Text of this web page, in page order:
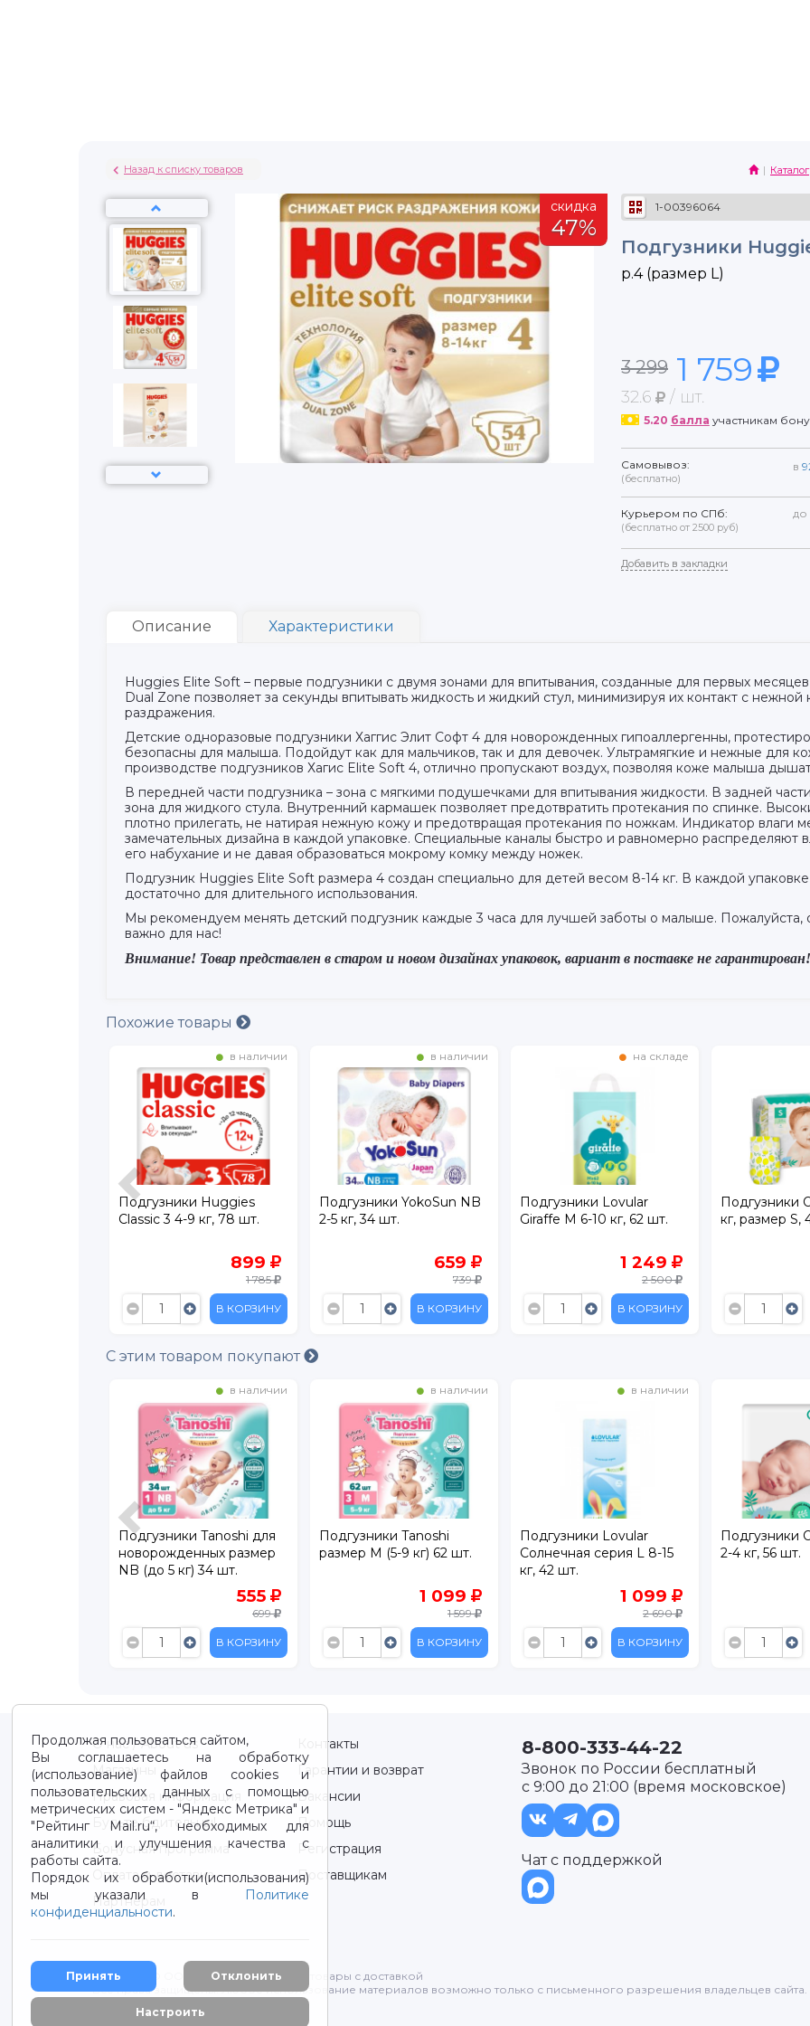
Назад к списку товаров Каталог
скидка
47%
1-00396064
Подгузники
р.4 (размер L)
3 299 1 759
32.6 / шт.
5.20 балла участникам
Самовывоз:
(бесплатно)
в
Курьером по СПб:
(бесплатно от 2500 руб)
до
Добавить в закладки
Описание Характеристики
Huggies Elite Soft – первые подгузники с двумя зонами для впитывания, созданные для первых
Dual Zone позволяет за секунды впитывать жидкость и жидкий стул, минимизируя их контакт с
раздражения.
Детские одноразовые подгузники Хаггис Элит Софт 4 для новорожденных гипоаллергенны,
безопасны для малыша. Подойдут как для мальчиков, так и для девочек. Ультрамягкие и нежные для
производстве подгузников Хагис Elite Soft 4, отлично пропускают воздух, позволяя коже малыша
В передней части подгузника – зона с мягкими подушечками для впитывания жидкости. В задней
зона для жидкого стула. Внутренний кармашек позволяет предотвратить протекания по спинке.
плотно прилегать, не натирая нежную кожу и предотвращая протекания по ножкам. Индикатор влаги
замечательных дизайна в каждой упаковке. Специальные каналы быстро и равномерно распределяют
его набухание и не давая образоваться мокрому комку между ножек.
Подгузник Huggies Elite Soft размера 4 создан специально для детей весом 8-14 кг. В каждой
достаточно для длительного использования.
Мы рекомендуем менять детский подгузник каждые 3 часа для лучшей заботы о малыше. Пожалуйста,
важно для нас!
Внимание! Товар представлен в старом и новом дизайнах упаковок, вариант в поставке не гарантирован!
Похожие товары
в наличии
Подгузники Huggies
Classic 3 4-9 кг, 78 шт.
899
1 785
В КОРЗИНУ
в наличии
Подгузники YokoSun NB
2-5 кг, 34 шт.
659
739
В КОРЗИНУ
на складе
Подгузники Lovular
Giraffe M 6-10 кг, 62 шт.
1 249
2 500
В КОРЗИНУ
Подгузники
кг, размер S,
С этим товаром покупают
в наличии
Подгузники Tanoshi для
новорожденных размер
NB (до 5 кг) 34 шт.
555
699
В КОРЗИНУ
в наличии
Подгузники Tanoshi
размер M (5-9 кг) 62 шт.
1 099
1 599
В КОРЗИНУ
в наличии
Подгузники Lovular
Солнечная серия L 8-15
кг, 42 шт.
1 099
2 690
В КОРЗИНУ
Подгузники
2-4 кг, 56 шт.
Продолжая пользоваться сайтом,
Вы соглашаетесь на обработку
(использование) файлов cookies и
пользовательских данных с помощью
метрических систем - "Яндекс Метрика" и
"Рейтинг Mail.ru“, необходимых для
аналитики и улучшения качества с
работы сайта.
Порядок их обработки(использования)
мы указали в Политике
конфиденциальности.
Принять Отклонить
Настроить
О нас / About us
Контакты
Магазины
Гарантии и возврат
Правовая информация
Вакансии
Будьте бдительны!
Помощь
Бонусная программа
Регистрация
Оплата и доставка
Поставщикам
Партнерам
8-800-333-44-22
Звонок по России бесплатный
с 9:00 до 21:00 (время московское)
Чат с поддержкой
2012-2026 © ООО "ВОТОНЯ". Детские товары с доставкой
Все права защищены. Любое использование материалов возможно только с письменного разрешения владельцев сайта.
Политика конфиденциальности